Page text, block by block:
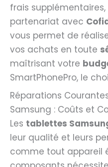
frais
partenariat avec
vous permet de
vos achats en toute
maîtrisant votre
SmartPhonePro, le
Réparations
Samsung : Coûts et
Les tablettes
leur qualité et leurs
comme tout appareil